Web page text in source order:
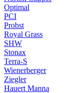
Optimal
PCI
Probst
Royal Grass
SHW
Stonax
Terra-S
Wienerberger
Ziegler
Hauert Manna